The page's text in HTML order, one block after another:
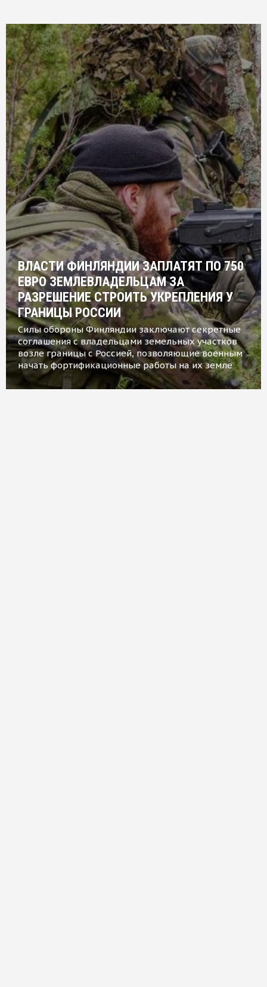
ВЛАСТИ ФИНЛЯНДИИ ЗАПЛАТЯТ ПО 750
ЕВРО ЗЕМЛЕВЛАДЕЛЬЦАМ ЗА
РАЗРЕШЕНИЕ СТРОИТЬ УКРЕПЛЕНИЯ У
ГРАНИЦЫ РОССИИ
Силы обороны Финляндии заключают секретные
соглашения с владельцами земельных участков
возле границы с Россией, позволяющие военным
начать фортификационные работы на их земле